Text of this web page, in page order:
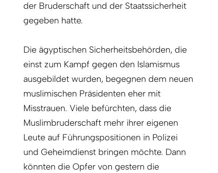
der Bruderschaft und der Staatssicherheit
gegeben hatte.
Die ägyptischen Sicherheitsbehörden, die
einst zum Kampf gegen den Islamismus
ausgebildet wurden, begegnen dem neuen
muslimischen Präsidenten eher mit
Misstrauen. Viele befürchten, dass die
Muslimbruderschaft mehr ihrer eigenen
Leute auf Führungspositionen in Polizei
und Geheimdienst bringen möchte. Dann
könnten die Opfer von gestern die